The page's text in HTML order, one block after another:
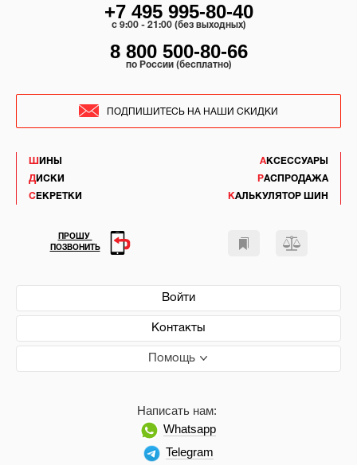
ШИНЫ
ДИСКИ
СЕКРЕТКИ
АКСЕССУАРЫ
РАСПРОДАЖА
КАЛЬКУЛЯТОР ШИН
Войти
Контакты
Помощь
Написать нам:
Whatsapp
Telegram
+7 495 995-80-40
c 9:00 - 21:00 (без выходных)
8 800 500-80-66
по России (бесплатно)
ПОДПИШИТЕСЬ НА НАШИ СКИДКИ
ПРОШУ
ПОЗВОНИТЬ